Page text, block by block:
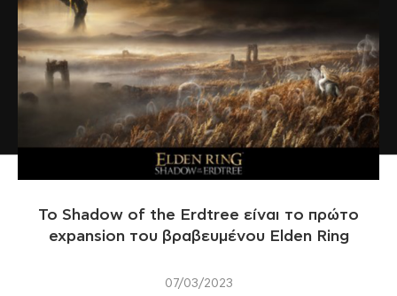
Το Shadow of the Erdtree είναι το πρώτο
expansion του βραβευμένου Elden Ring
07/03/2023